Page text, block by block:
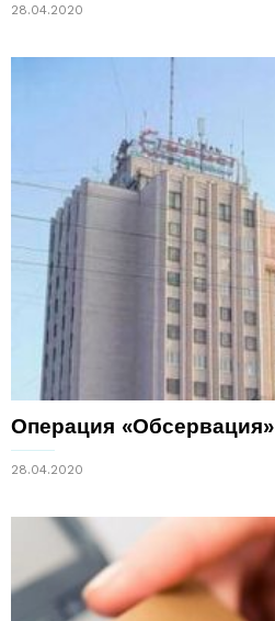
28.04.2020
Операция «Обсервация»
28.04.2020